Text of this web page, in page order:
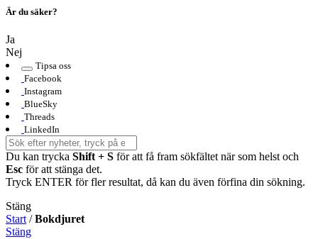
Är du säker?
Ja
Nej
Tipsa oss
Facebook
Instagram
BlueSky
Threads
LinkedIn
Du kan trycka Shift + S för att få fram sökfältet när som helst och
Esc för att stänga det.
Tryck ENTER för fler resultat, då kan du även förfina din sökning.
Stäng
Start /Bokdjuret
Stäng